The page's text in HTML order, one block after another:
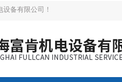
备有限公司！